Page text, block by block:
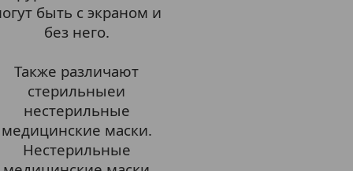
быть с экраном и
без него.
Также различают
стерильныеи
нестерильные
медицинские маски.
Нестерильные